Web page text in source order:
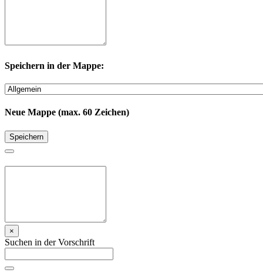
Speichern in der Mappe:
Neue Mappe (max. 60 Zeichen)
Speichern
×
Suchen in der Vorschrift